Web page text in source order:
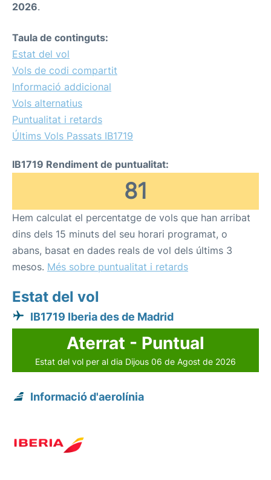
2026.
Taula de continguts:
Estat del vol
Vols de codi compartit
Informació addicional
Vols alternatius
Puntualitat i retards
Últims Vols Passats IB1719
IB1719 Rendiment de puntualitat:
81
Hem calculat el percentatge de vols que han arribat
dins dels 15 minuts del seu horari programat, o
abans, basat en dades reals de vol dels últims 3
mesos. Més sobre puntualitat i retards
Estat del vol
IB1719 Iberia des de Madrid
Aterrat - Puntual
Estat del vol per al dia Dijous 06 de Agost de 2026
Informació d'aerolínia